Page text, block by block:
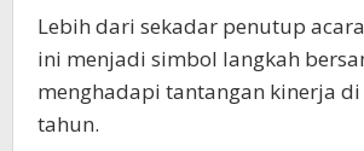
Lebih dari sekadar penutup
ini menjadi simbol langkah
menghadapi tantangan kinerja
tahun.